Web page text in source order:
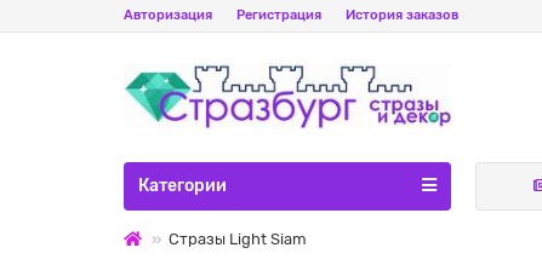
Авторизация Регистрация История заказов
Категории
Стразы Light Siam